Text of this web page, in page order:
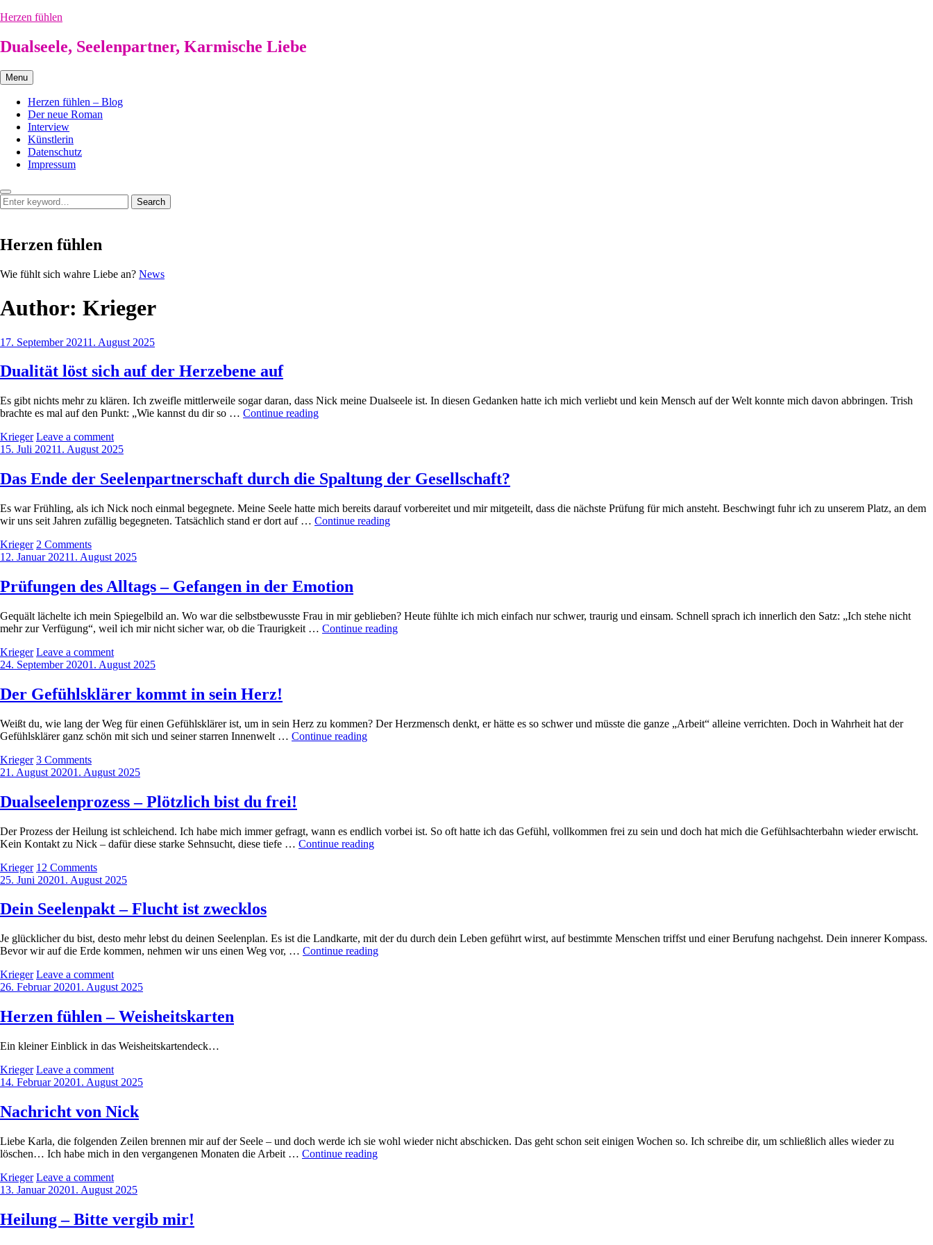
Skip
content
Herzen fühlen
Dualseele, Seelenpartner, Karmische Liebe
Menu
Herzen fühlen – Blog
Der neue Roman
Interview
Künstlerin
Datenschutz
Impressum
Search
Search
for:
Search
Herzen fühlen
Wie fühlt sich wahre Liebe an? NewsHerzen
Author: Krieger
Posted
17. September 20211. August 2025
Dualität löst sich auf der Herzebene auf
Es gibt nichts mehr zu klären. Ich zweifle mittlerweile sogar daran, dass Nick meine Dualseele ist. In diesen Gedanken hatte ich mich verliebt und kein Mensch auf der Welt konnte mich davon abbringen. Trish
brachte es mal auf den Punkt: „Wie kannst du dir so … Continue readingDualität
Herzebene
auf
by
Krieger Leave a comment
Posted
15. Juli 20211. August 2025
Das Ende der Seelenpartnerschaft durch die Spaltung der Gesellschaft?
Es war Frühling, als ich Nick noch einmal begegnete. Meine Seele hatte mich bereits darauf vorbereitet und mir mitgeteilt, dass die nächste Prüfung für mich ansteht. Beschwingt fuhr ich zu unserem Platz, an dem
wir uns seit Jahren zufällig begegneten. Tatsächlich stand er dort auf … Continue readingDas
Gesellschaft?
by
Krieger 2 Comments
Posted
12. Januar 20211. August 2025
Prüfungen des Alltags – Gefangen in der Emotion
Gequält lächelte ich mein Spiegelbild an. Wo war die selbstbewusste Frau in mir geblieben? Heute fühlte ich mich einfach nur schwer, traurig und einsam. Schnell sprach ich innerlich den Satz: „Ich stehe nicht
mehr zur Verfügung“, weil ich mir nicht sicher war, ob die Traurigkeit … Continue readingPrüfungen
by
Krieger Leave a comment
Posted
24. September 20201. August 2025
Der Gefühlsklärer kommt in sein Herz!
Weißt du, wie lang der Weg für einen Gefühlsklärer ist, um in sein Herz zu kommen? Der Herzmensch denkt, er hätte es so schwer und müsste die ganze „Arbeit“ alleine verrichten. Doch in Wahrheit hat der
Gefühlsklärer ganz schön mit sich und seiner starren Innenwelt … Continue readingDer
by
Krieger 3 Comments
Posted
21. August 20201. August 2025
Dualseelenprozess – Plötzlich bist du frei!
Der Prozess der Heilung ist schleichend. Ich habe mich immer gefragt, wann es endlich vorbei ist. So oft hatte ich das Gefühl, vollkommen frei zu sein und doch hat mich die Gefühlsachterbahn wieder erwischt.
Kein Kontakt zu Nick – dafür diese starke Sehnsucht, diese tiefe … Continue readingDualseelenprozess
by
Krieger 12 Comments
Posted
25. Juni 20201. August 2025
Dein Seelenpakt – Flucht ist zwecklos
Je glücklicher du bist, desto mehr lebst du deinen Seelenplan. Es ist die Landkarte, mit der du durch dein Leben geführt wirst, auf bestimmte Menschen triffst und einer Berufung nachgehst. Dein innerer Kompass.
Bevor wir auf die Erde kommen, nehmen wir uns einen Weg vor, … Continue readingDein
by
Krieger Leave a comment
Posted
26. Februar 20201. August 2025
Herzen fühlen – Weisheitskarten
Ein kleiner Einblick in das Weisheitskartendeck…
by
Krieger Leave a comment
Posted
14. Februar 20201. August 2025
Nachricht von Nick
Liebe Karla, die folgenden Zeilen brennen mir auf der Seele – und doch werde ich sie wohl wieder nicht abschicken. Das geht schon seit einigen Wochen so. Ich schreibe dir, um schließlich alles wieder zu
löschen… Ich habe mich in den vergangenen Monaten die Arbeit … Continue readingNachricht
by
Krieger Leave a comment
Posted
13. Januar 20201. August 2025
Heilung – Bitte vergib mir!